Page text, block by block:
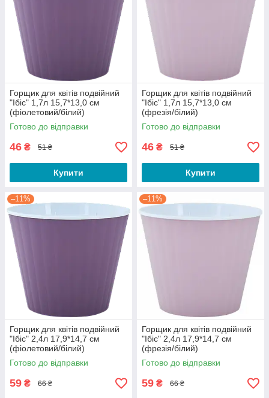
Горщик для квітів подвійний
"Ібіс" 1,7л 15,7*13,0 см
(фіолетовий/білий)
Готово до відправки
46 ₴ 51 ₴
Купити
Горщик для квітів подвійний
"Ібіс" 1,7л 15,7*13,0 см
(фрезія/білий)
Готово до відправки
46 ₴ 51 ₴
Купити
–11%
Горщик для квітів подвійний
"Ібіс" 2,4л 17,9*14,7 см
(фіолетовий/білий)
Готово до відправки
59 ₴ 66 ₴
–11%
Горщик для квітів подвійний
"Ібіс" 2,4л 17,9*14,7 см
(фрезія/білий)
Готово до відправки
59 ₴ 66 ₴